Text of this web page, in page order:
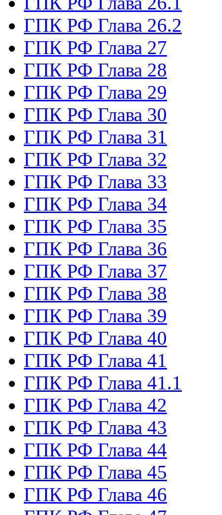
ГПК РФ Глава 26.2
ГПК РФ Глава 27
ГПК РФ Глава 28
ГПК РФ Глава 29
ГПК РФ Глава 30
ГПК РФ Глава 31
ГПК РФ Глава 32
ГПК РФ Глава 33
ГПК РФ Глава 34
ГПК РФ Глава 35
ГПК РФ Глава 36
ГПК РФ Глава 37
ГПК РФ Глава 38
ГПК РФ Глава 39
ГПК РФ Глава 40
ГПК РФ Глава 41
ГПК РФ Глава 41.1
ГПК РФ Глава 42
ГПК РФ Глава 43
ГПК РФ Глава 44
ГПК РФ Глава 45
ГПК РФ Глава 46